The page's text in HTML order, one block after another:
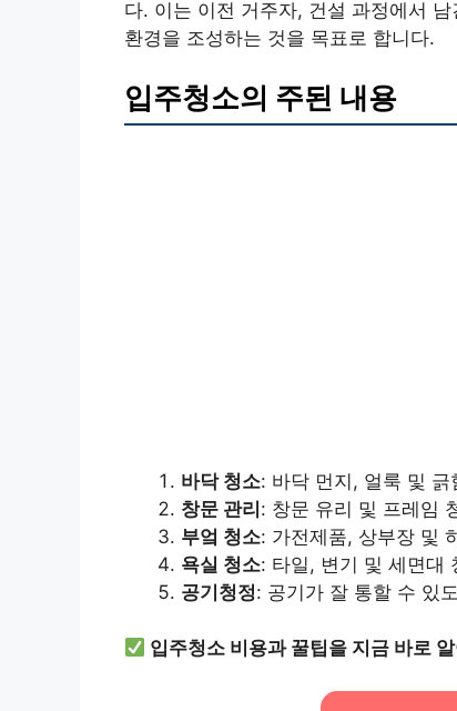
다. 이는 이전 거주자, 건설 과정에서
환경을 조성하는 것을 목표로 합니다.
입주청소의 주된 내용
바닥 청소: 바닥 먼지, 얼룩 및 긁
창문 관리: 창문 유리 및 프레임
부엌 청소: 가전제품, 상부장 및
욕실 청소: 타일, 변기 및 세면대
공기청정: 공기가 잘 통할 수 있
입주청소 비용과 꿀팁을 지금 바로